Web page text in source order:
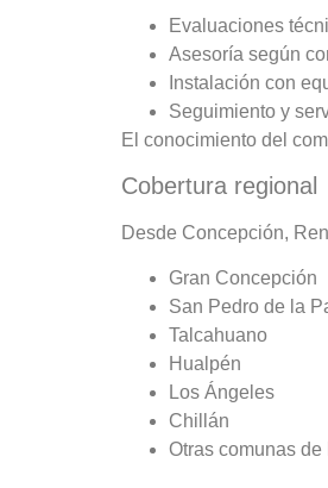
Evaluaciones
Asesoría según
Instalación con
Seguimiento y
El conocimiento del
Cobertura regional
Desde Concepción,
Gran Concepción
San Pedro de la
Talcahuano
Hualpén
Los Ángeles
Chillán
Otras comunas